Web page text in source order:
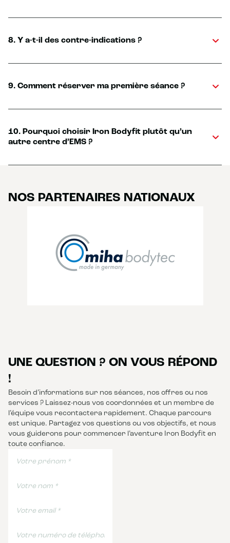
8. Y a-t-il des contre-indications ?
9. Comment réserver ma première séance ?
10. Pourquoi choisir Iron Bodyfit plutôt qu’un
autre centre d’EMS ?
NOS PARTENAIRES NATIONAUX
UNE QUESTION ? ON VOUS RÉPOND
!
Besoin d’informations sur nos séances, nos offres ou nos
services ? Laissez-nous vos coordonnées et un membre de
l’équipe vous recontactera rapidement. Chaque parcours
est unique. Partagez vos questions ou vos objectifs, et nous
vous guiderons pour commencer l’aventure Iron Bodyfit en
toute confiance.